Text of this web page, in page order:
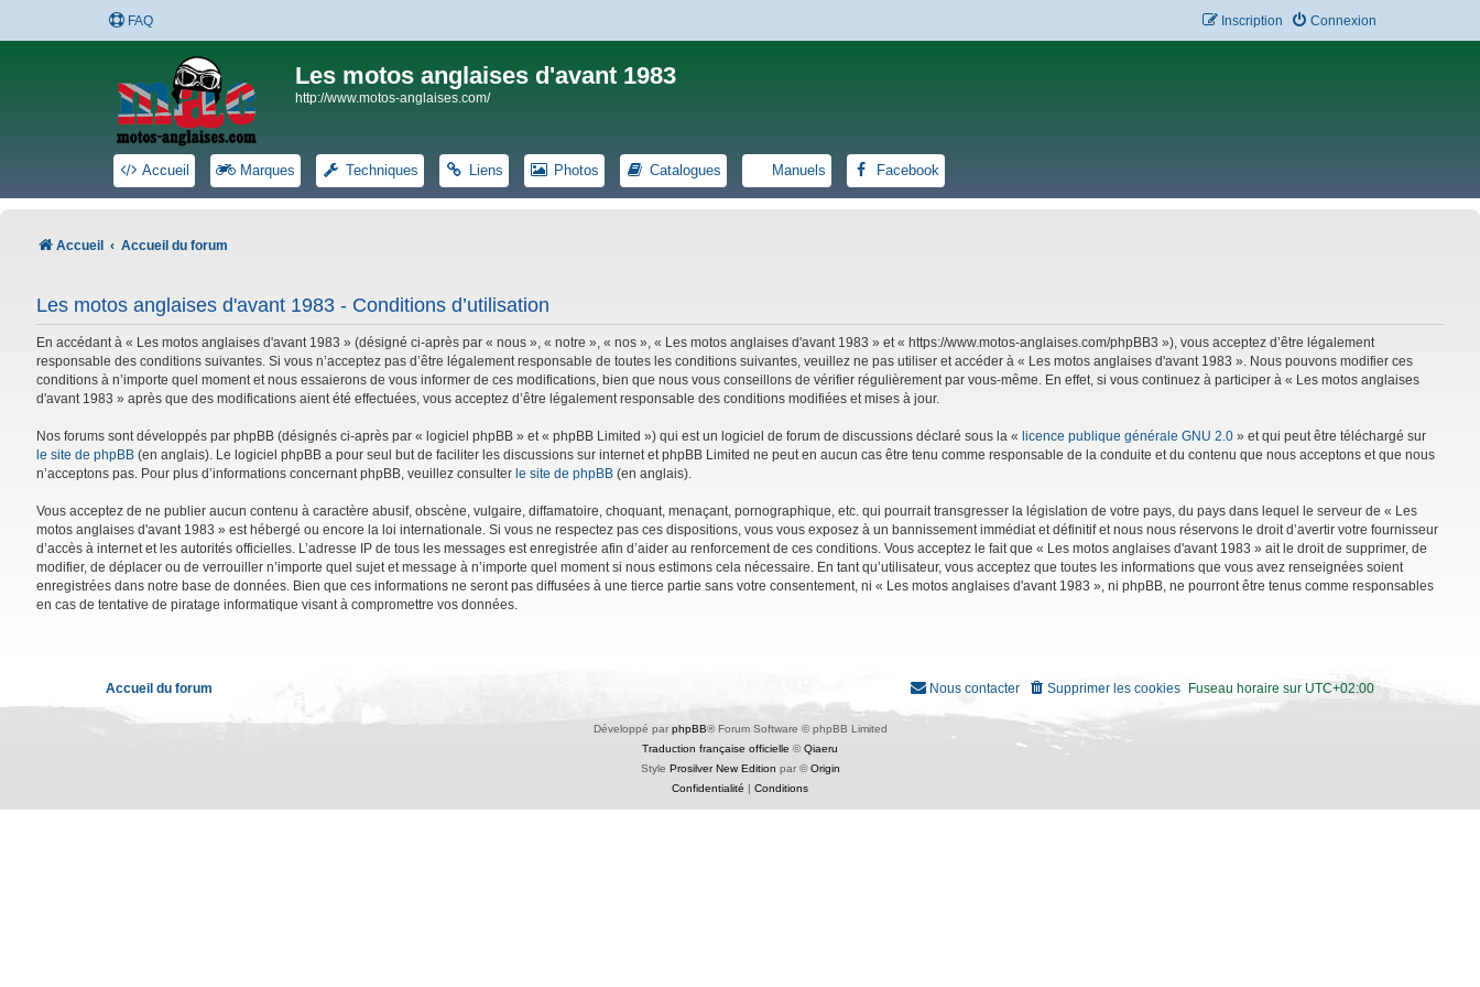
FAQ Connexion
Inscription
Les motos anglaises d'avant 1983
http://www.motos-anglaises.com/
Accueil Marques Techniques Liens Photos Catalogues Manuels Facebook
Accueil Accueil du forum
Les motos anglaises d'avant 1983 - Conditions d’utilisation
En accédant à « Les motos anglaises d'avant 1983 » (désigné ci-après par « nous », « notre », « nos », « Les motos anglaises d'avant 1983 » et « https://www.motos-anglaises.com/phpBB3 »), vous acceptez d’être légalement
responsable des conditions suivantes. Si vous n’acceptez pas d’être légalement responsable de toutes les conditions suivantes, veuillez ne pas utiliser et accéder à « Les motos anglaises d'avant 1983 ». Nous pouvons modifier ces
conditions à n’importe quel moment et nous essaierons de vous informer de ces modifications, bien que nous vous conseillons de vérifier régulièrement par vous-même. En effet, si vous continuez à participer à « Les motos anglaises
d'avant 1983 » après que des modifications aient été effectuées, vous acceptez d’être légalement responsable des conditions modifiées et mises à jour.
Nos forums sont développés par phpBB (désignés ci-après par « logiciel phpBB » et « phpBB Limited ») qui est un logiciel de forum de discussions déclaré sous la « licence publique générale GNU 2.0 » et qui peut être téléchargé sur
le site de phpBB (en anglais). Le logiciel phpBB a pour seul but de faciliter les discussions sur internet et phpBB Limited ne peut en aucun cas être tenu comme responsable de la conduite et du contenu que nous acceptons et que nous
n’acceptons pas. Pour plus d’informations concernant phpBB, veuillez consulter le site de phpBB (en anglais).
Vous acceptez de ne publier aucun contenu à caractère abusif, obscène, vulgaire, diffamatoire, choquant, menaçant, pornographique, etc. qui pourrait transgresser la législation de votre pays, du pays dans lequel le serveur de « Les
motos anglaises d'avant 1983 » est hébergé ou encore la loi internationale. Si vous ne respectez pas ces dispositions, vous vous exposez à un bannissement immédiat et définitif et nous nous réservons le droit d’avertir votre fournisseur
d’accès à internet et les autorités officielles. L’adresse IP de tous les messages est enregistrée afin d’aider au renforcement de ces conditions. Vous acceptez le fait que « Les motos anglaises d'avant 1983 » ait le droit de supprimer, de
modifier, de déplacer ou de verrouiller n’importe quel sujet et message à n’importe quel moment si nous estimons cela nécessaire. En tant qu’utilisateur, vous acceptez que toutes les informations que vous avez renseignées soient
enregistrées dans notre base de données. Bien que ces informations ne seront pas diffusées à une tierce partie sans votre consentement, ni « Les motos anglaises d'avant 1983 », ni phpBB, ne pourront être tenus comme responsables
en cas de tentative de piratage informatique visant à compromettre vos données.
Accueil du forum Fuseau horaire sur UTC+02:00
Supprimer les cookies
Nous contacter
Développé par phpBB® Forum Software © phpBB Limited
Traduction française officielle ©Qiaeru
Style Prosilver New Edition par ©Origin
Confidentialité
Conditions